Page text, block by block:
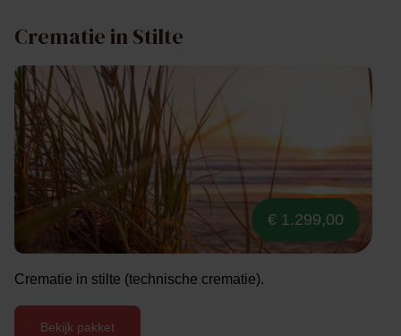
Crematie in Stilte
€ 1.299,00
Crematie in stilte (technische crematie).
Bekijk pakket